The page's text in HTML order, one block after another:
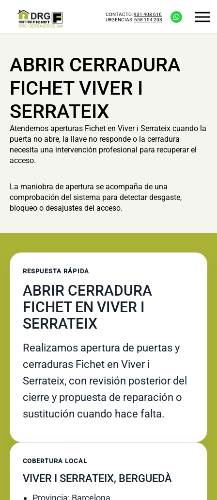
CONTACTO:931 408 616
URGENCIAS:658 154 203
ABRIR CERRADURA
FICHET VIVER I
SERRATEIX
Atendemos aperturas Fichet en Viver i Serrateix cuando la
puerta no abre, la llave no responde o la cerradura
necesita una intervención profesional para recuperar el
acceso.
La maniobra de apertura se acompaña de una
comprobación del sistema para detectar desgaste,
bloqueo o desajustes del acceso.
RESPUESTA RÁPIDA
ABRIR CERRADURA
FICHET EN VIVER I
SERRATEIX
Realizamos apertura de puertas y
cerraduras Fichet en Viver i
Serrateix, con revisión posterior del
cierre y propuesta de reparación o
sustitución cuando hace falta.
COBERTURA LOCAL
VIVER I SERRATEIX, BERGUEDÀ
Provincia: Barcelona.